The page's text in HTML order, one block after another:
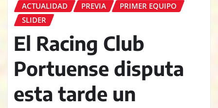
ACTUALIDAD PREVIA
PRIMER EQUIPO
SLIDER
El Racing Club
Portuense disputa
esta tarde un